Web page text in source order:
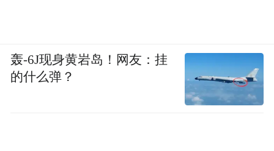
轰-6J现身黄岩岛！网友：挂
的什么弹？